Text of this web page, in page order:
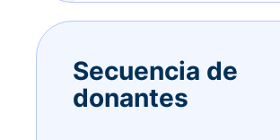
Secuencia de
donantes